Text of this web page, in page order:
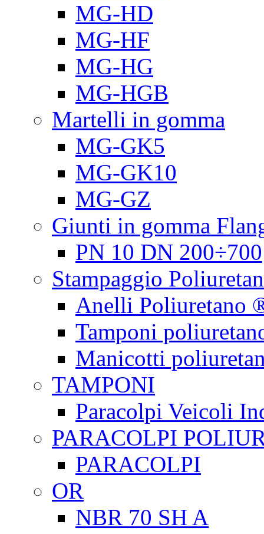
MG-HD
MG-HF
MG-HG
MG-HGB
Martelli in gomma
MG-GK5
MG-GK10
MG-GZ
Giunti in gomma
PN 10 DN 200÷700
Stampaggio
Anelli Poliuretano
Tamponi
Manicotti
TAMPONI
Paracolpi Veicoli
PARACOLPI
PARACOLPI
OR
NBR 70 SH A